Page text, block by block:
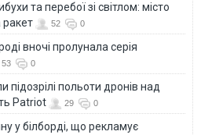
та перебої зі світлом: місто
ракет
52 0
вночі пролунала серія
53 0
підозрілі польоти дронів над
Patriot
29 0
у білборді, що рекламує